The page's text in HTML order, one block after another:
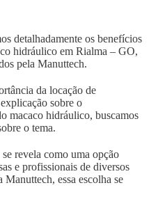
detalhadamente os benefícios
hidráulico em Rialma – GO,
pela Manuttech.
da locação de
sobre o
macaco hidráulico, buscamos
o tema.
revela como uma opção
e profissionais de diversos
essa escolha se